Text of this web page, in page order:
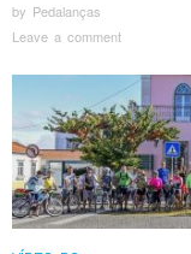
by Pedalanças
Leave a comment